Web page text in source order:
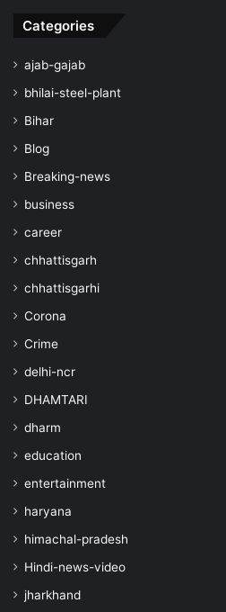
Categories
ajab-gajab
bhilai-steel-plant
Bihar
Blog
Breaking-news
business
career
chhattisgarh
chhattisgarhi
Corona
Crime
delhi-ncr
DHAMTARI
dharm
education
entertainment
haryana
himachal-pradesh
Hindi-news-video
jharkhand